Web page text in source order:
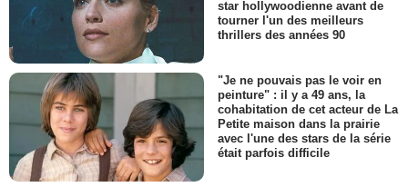
star hollywoodienne avant de
tourner l'un des meilleurs
thrillers des années 90
"Je ne pouvais pas le voir en
peinture" : il y a 49 ans, la
cohabitation de cet acteur de La
Petite maison dans la prairie
avec l'une des stars de la série
était parfois difficile